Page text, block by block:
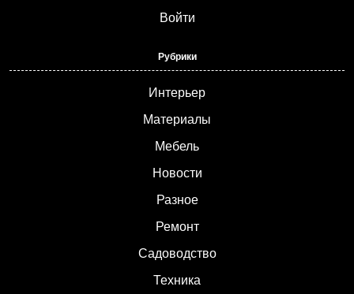
Войти
Рубрики
Интерьер
Материалы
Мебель
Новости
Разное
Ремонт
Садоводство
Техника